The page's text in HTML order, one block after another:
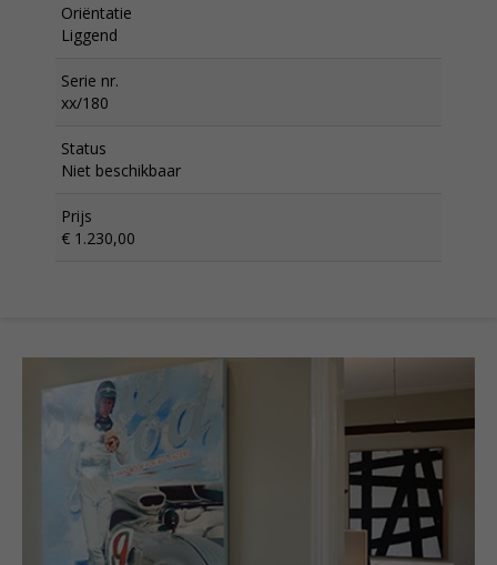
Oriëntatie
Liggend
Serie nr.
xx/180
Status
Niet beschikbaar
Prijs
€ 1.230,00